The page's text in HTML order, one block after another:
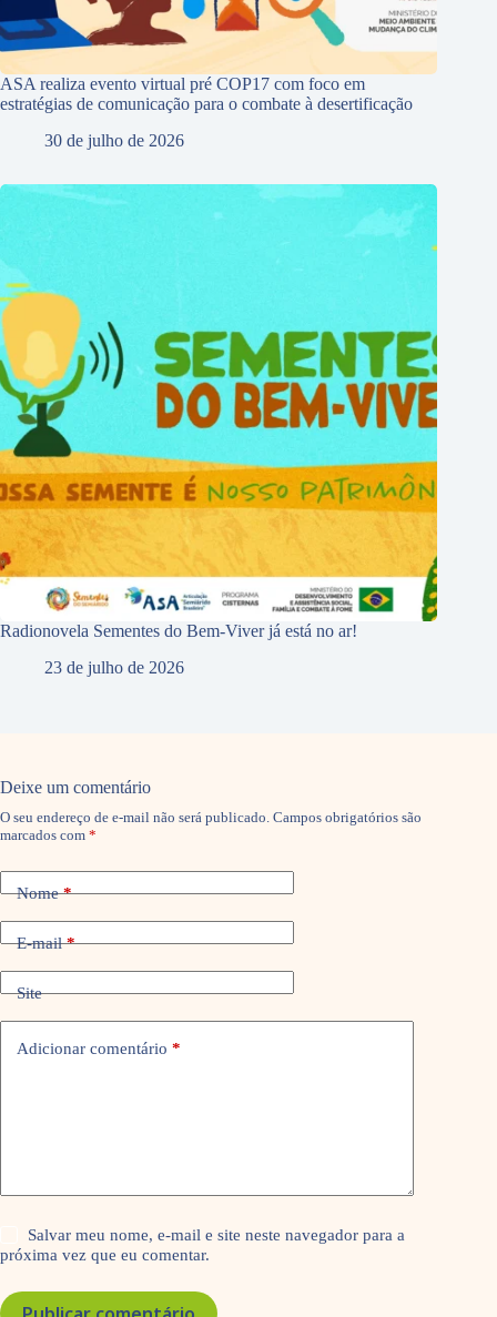
ASA realiza evento virtual pré COP17 com foco em
estratégias de comunicação para o combate à desertificação
30 de julho de 2026
Radionovela Sementes do Bem-Viver já está no ar!
23 de julho de 2026
Deixe um comentário
O seu endereço de e-mail não será publicado. Campos obrigatórios são
marcados com *
Nome*
E-mail*
Site
Adicionar comentário *
Salvar meu nome, e-mail e site neste navegador para a
próxima vez que eu comentar.